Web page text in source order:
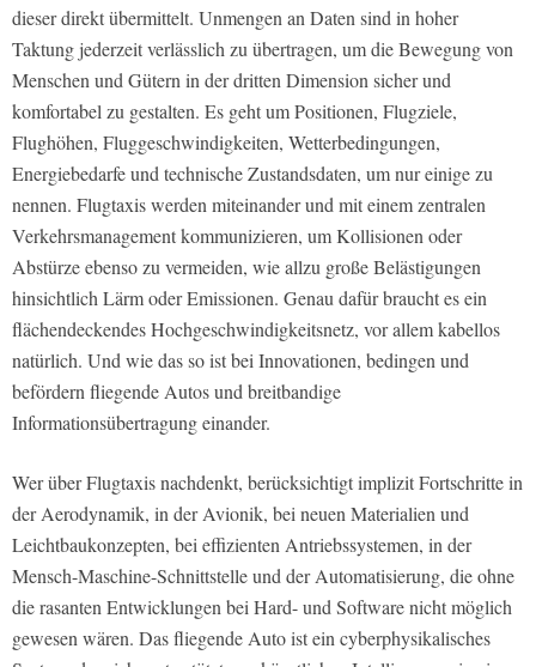
dieser direkt übermittelt. Unmengen an Daten sind in hoher
Taktung jederzeit verlässlich zu übertragen, um die Bewegung von
Menschen und Gütern in der dritten Dimension sicher und
komfortabel zu gestalten. Es geht um Positionen, Flugziele,
Flughöhen, Fluggeschwindigkeiten, Wetterbedingungen,
Energiebedarfe und technische Zustandsdaten, um nur einige zu
nennen. Flugtaxis werden miteinander und mit einem zentralen
Verkehrsmanagement kommunizieren, um Kollisionen oder
Abstürze ebenso zu vermeiden, wie allzu große Belästigungen
hinsichtlich Lärm oder Emissionen. Genau dafür braucht es ein
flächendeckendes Hochgeschwindigkeitsnetz, vor allem kabellos
natürlich. Und wie das so ist bei Innovationen, bedingen und
befördern fliegende Autos und breitbandige
Informationsübertragung einander.
Wer über Flugtaxis nachdenkt, berücksichtigt implizit Fortschritte in
der Aerodynamik, in der Avionik, bei neuen Materialien und
Leichtbaukonzepten, bei effizienten Antriebssystemen, in der
Mensch-Maschine-Schnittstelle und der Automatisierung, die ohne
die rasanten Entwicklungen bei Hard- und Software nicht möglich
gewesen wären. Das fliegende Auto ist ein cyberphysikalisches